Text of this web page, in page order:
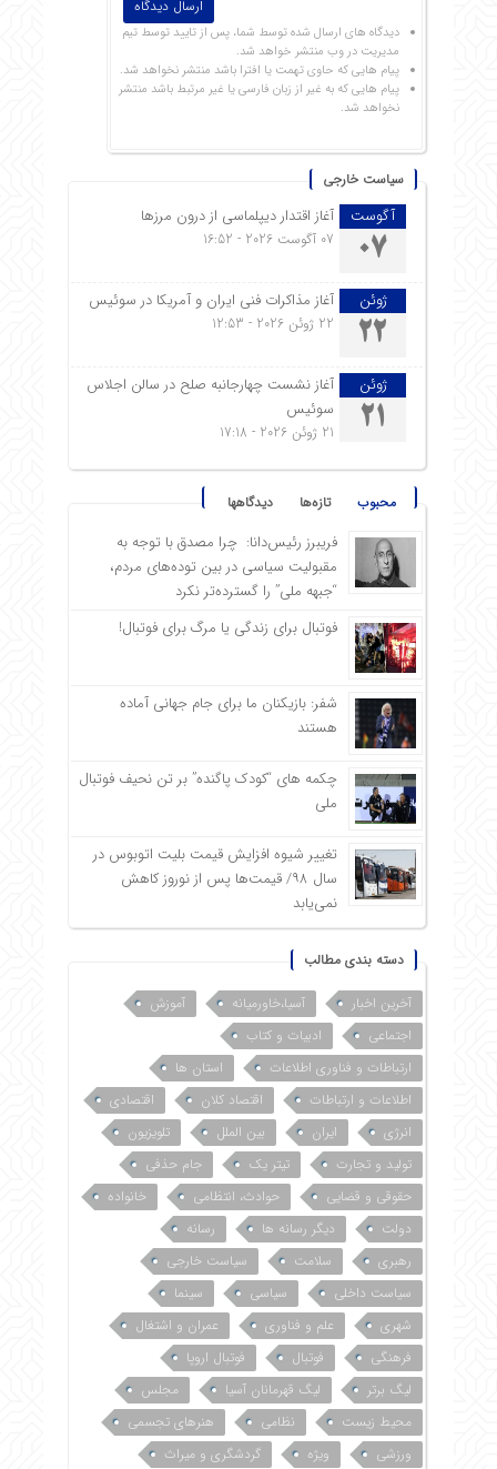
دیدگاه های ارسال شده توسط شما، پس از تایید توسط تیم
مدیریت در وب منتشر خواهد شد.
پیام هایی که حاوی تهمت یا افترا باشد منتشر نخواهد شد.
پیام هایی که به غیر از زبان فارسی یا غیر مرتبط باشد منتشر
نخواهد شد.
سیاست خارجی
آگوست
07
آغاز اقتدار دیپلماسی از درون مرزها
07 آگوست 2026 - 16:52
ژوئن
22
آغاز مذاکرات فنی ایران و آمریکا در سوئیس
22 ژوئن 2026 - 12:53
ژوئن
21
آغاز نشست چهارجانبه صلح در سالن اجلاس
سوئیس
21 ژوئن 2026 - 17:18
محبوب تازه‌ها دیدگاهها
فریبرز رئیس‌دانا: چرا مصدق با توجه به
مقبولیت سیاسی در بین توده‌های مردم،
“جبهه ملی” را گسترده‌تر نکرد
فوتبال برای زندگی یا مرگ برای فوتبال!
شفر: بازیکنان ما برای جام جهانی آماده
هستند
چکمه های “کودک پاگنده” بر تن نحیف فوتبال
ملی
تغییر شیوه افزایش قیمت بلیت اتوبوس در
سال ۹۸/ قیمت‌ها پس از نوروز کاهش
نمی‌یابد
دسته بندی مطالب
آخرین اخبار آسیا،خاورمیانه
آموزش
اجتماعی
ادبیات و کتاب
ارتباطات و فناوری اطلاعات
استان ها
اطلاعات و ارتباطات
اقتصاد کلان
اقتصادی
انرژی
ایران بین الملل
تلویزیون
تولید و تجارت
تیتر یک
جام حذفی
حقوقی و قضایی
حوادث، انتظامی
خانواده
دولت
دیگر رسانه ها
رسانه
رهبری
سلامت
سیاست خارجی
سیاست داخلی
سیاسی
سینما
شهری
علم و فناوری
عمران و اشتغال
فرهنگی
فوتبال
فوتبال اروپا
لیگ برتر
لیگ قهرمانان آسیا
مجلس
محیط زیست
نظامی
هنرهای تجسمی
ورزشی
ویژه
گردشگری و میراث